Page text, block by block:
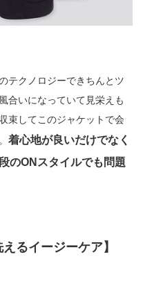
テクノロジーできちんとツ
合いになっていて見栄えも
束してこのジャケットで会
着心地が良いだけでなく
のONスタイルでも問題
るイージーケア】